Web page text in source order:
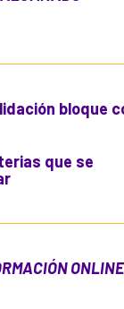
bloque
que se